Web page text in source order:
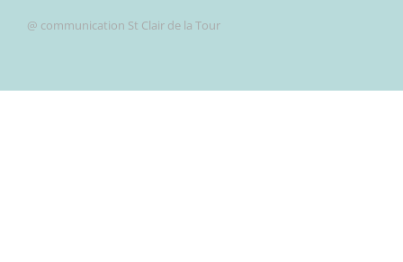
@ communication St Clair de la Tour